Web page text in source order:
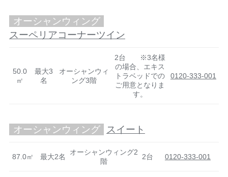
オーシャンウィング
スーペリアコーナーツイン
50.0
㎡
最大3
名
オーシャンウィ
ング3階
2台 ※3名様
の場合、エキス
トラベッドでの
ご用意となりま
す。
0120-333-001
オーシャンウィング スイート
87.0㎡ 最大2名
オーシャンウィング2
階
2台 0120-333-001